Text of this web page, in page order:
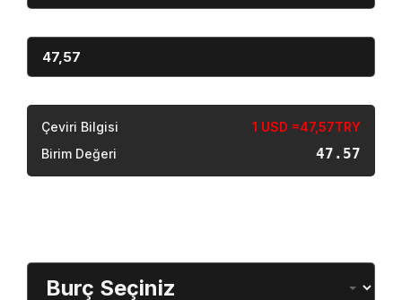
Çeviri Bilgisi
1 USD =47,57TRY
Birim Değeri
47.57